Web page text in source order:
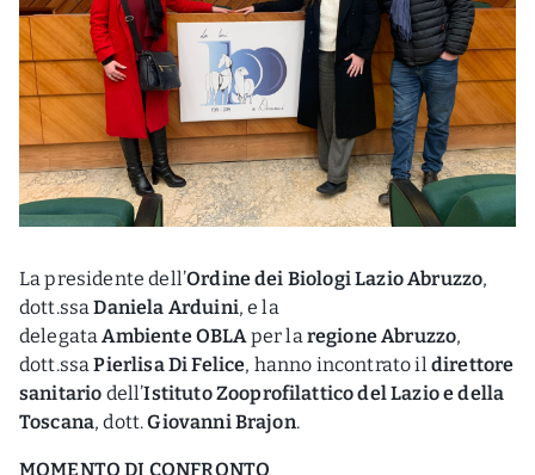
La presidente dell’Ordine dei Biologi Lazio Abruzzo,
dott.ssaDaniela Arduini, e la
delegataAmbienteOBLAper laregione Abruzzo,
dott.ssaPierlisa Di Felice, hanno incontrato ildirettore
sanitario dell’Istituto Zooprofilattico del Lazio e della
Toscana, dott.Giovanni Brajon.
MOMENTO DI CONFRONTO